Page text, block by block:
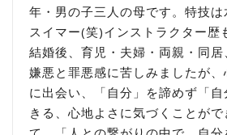
年・男の子三人の母です。特技
スイマー(笑)インストラクター歴
結婚後、育児・夫婦・両親・同
嫌悪と罪悪感に苦しみましたが
に出会い、「自分」を諦めず「
きる、心地よさに気づくことが